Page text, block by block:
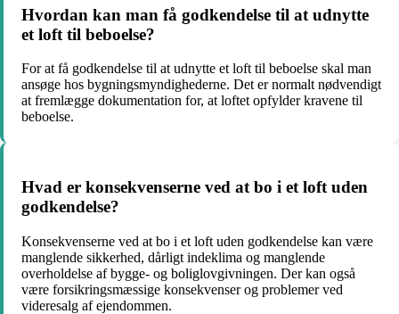
Hvordan kan man få godkendelse til at udnytte
et loft til beboelse?
For at få godkendelse til at udnytte et loft til beboelse skal man
ansøge hos bygningsmyndighederne. Det er normalt nødvendigt
at fremlægge dokumentation for, at loftet opfylder kravene til
beboelse.
Hvad er konsekvenserne ved at bo i et loft uden
godkendelse?
Konsekvenserne ved at bo i et loft uden godkendelse kan være
manglende sikkerhed, dårligt indeklima og manglende
overholdelse af bygge- og boliglovgivningen. Der kan også
være forsikringsmæssige konsekvenser og problemer ved
videresalg af ejendommen.